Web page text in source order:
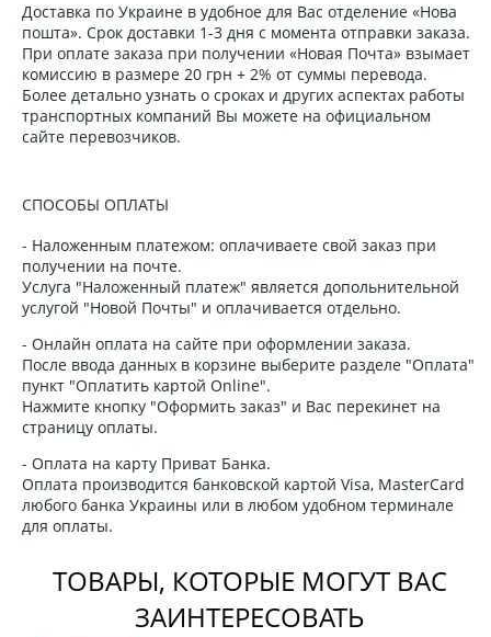
Доставка по Украине в удобное для Вас отделение «Нова
пошта». Срок доставки 1-3 дня с момента отправки заказа.
При оплате заказа при получении «Новая Почта» взымает
комиссию в размере 20 грн + 2% от суммы перевода.
Более детально узнать о сроках и других аспектах работы
транспортных компаний Вы можете на официальном
сайте перевозчиков.
СПОСОБЫ ОПЛАТЫ
- Наложенным платежом: оплачиваете свой заказ при
получении на почте.
Услуга "Наложенный платеж" является допольнительной
услугой "Новой Почты" и оплачивается отдельно.
- Онлайн оплата на сайте при оформлении заказа.
После ввода данных в корзине выберите разделе "Оплата"
пункт "Оплатить картой Online".
Нажмите кнопку "Оформить заказ" и Вас перекинет на
страницу оплаты.
- Оплата на карту Приват Банка.
Оплата производится банковской картой Visa, MasterCard
любого банка Украины или в любом удобном терминале
для оплаты.
ТОВАРЫ, КОТОРЫЕ МОГУТ ВАС
ЗАИНТЕРЕСОВАТЬ